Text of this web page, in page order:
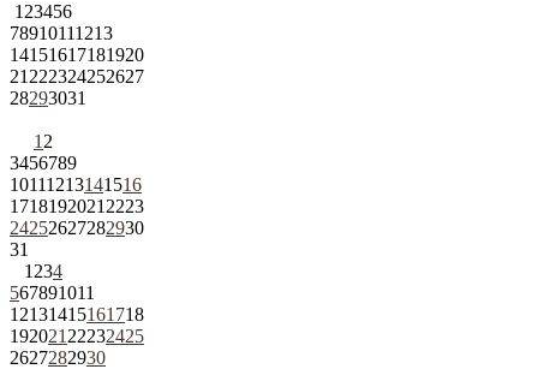
1 23456
78910111213
14151617181920
21 222324252627
28293031
1 2
3456789
10111213141516
1718192021 2223
24252627282930
31
1 234
567891011
12131415161718
192021 22232425
2627282930